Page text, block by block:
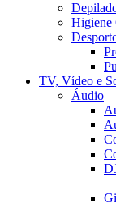
Higiene
TV, Vídeo e
Áudio